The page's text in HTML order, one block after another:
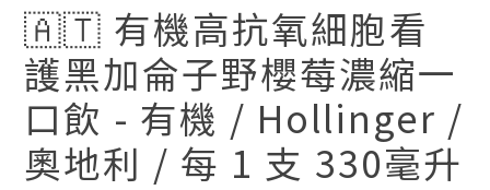
🇦🇹 有機高抗氧細胞看
護黑加侖子野櫻莓濃縮一
口飲 - 有機 / Hollinger /
奧地利 / 每 1 支 330毫升